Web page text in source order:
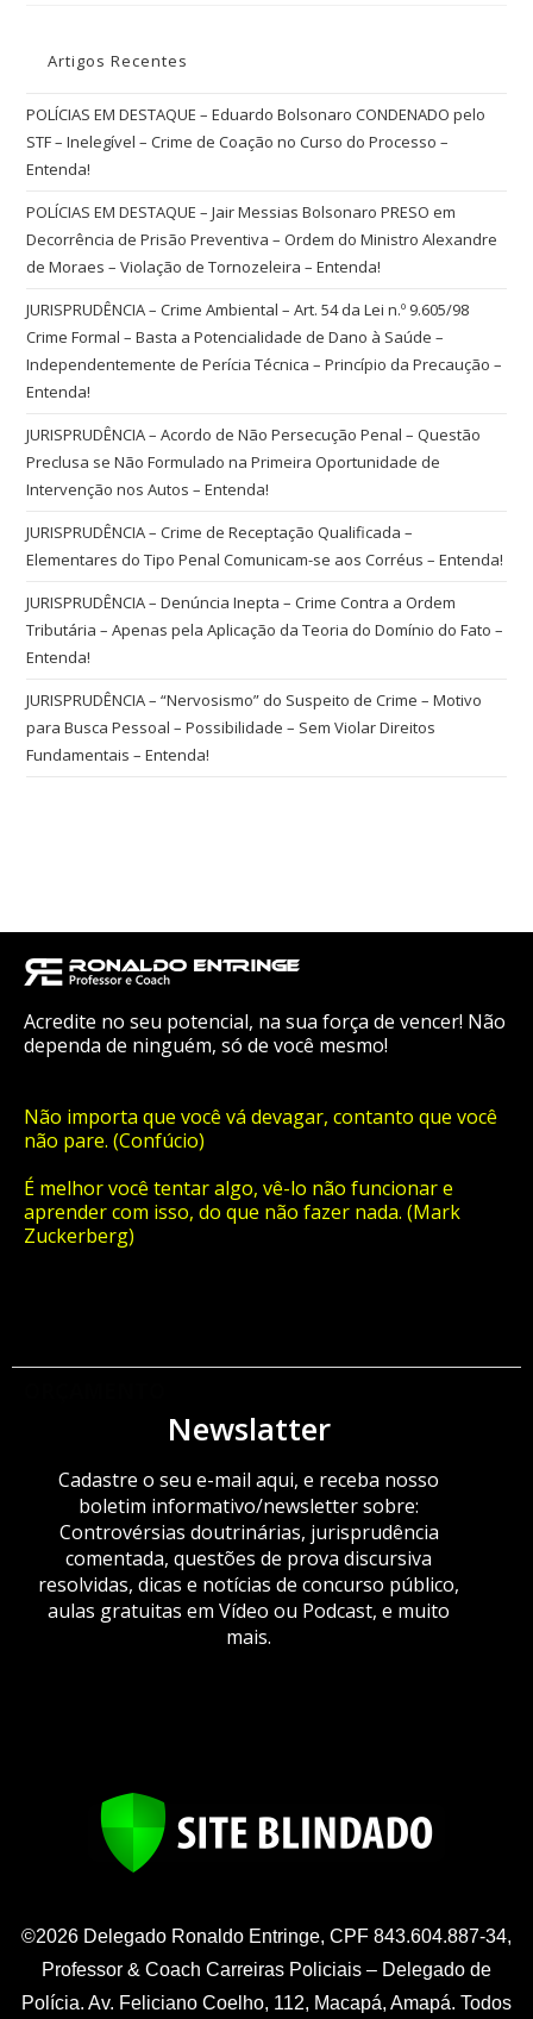
Artigos Recentes
POLÍCIAS EM DESTAQUE – Eduardo Bolsonaro CONDENADO pelo
STF – Inelegível – Crime de Coação no Curso do Processo –
Entenda!
POLÍCIAS EM DESTAQUE – Jair Messias Bolsonaro PRESO em
Decorrência de Prisão Preventiva – Ordem do Ministro Alexandre
de Moraes – Violação de Tornozeleira – Entenda!
JURISPRUDÊNCIA – Crime Ambiental – Art. 54 da Lei n.º 9.605/98
Crime Formal – Basta a Potencialidade de Dano à Saúde –
Independentemente de Perícia Técnica – Princípio da Precaução –
Entenda!
JURISPRUDÊNCIA – Acordo de Não Persecução Penal – Questão
Preclusa se Não Formulado na Primeira Oportunidade de
Intervenção nos Autos – Entenda!
JURISPRUDÊNCIA – Crime de Receptação Qualificada –
Elementares do Tipo Penal Comunicam-se aos Corréus – Entenda!
JURISPRUDÊNCIA – Denúncia Inepta – Crime Contra a Ordem
Tributária – Apenas pela Aplicação da Teoria do Domínio do Fato –
Entenda!
JURISPRUDÊNCIA – “Nervosismo” do Suspeito de Crime – Motivo
para Busca Pessoal – Possibilidade – Sem Violar Direitos
Fundamentais – Entenda!
Acredite no seu potencial, na sua força de vencer! Não
dependa de ninguém, só de você mesmo!
Não importa que você vá devagar, contanto que você
não pare. (Confúcio)
É melhor você tentar algo, vê-lo não funcionar e
aprender com isso, do que não fazer nada. (Mark
Zuckerberg)
Newslatter
Cadastre o seu e-mail aqui, e receba nosso
boletim informativo/newsletter sobre:
Controvérsias doutrinárias, jurisprudência
comentada, questões de prova discursiva
resolvidas, dicas e notícias de concurso público,
aulas gratuitas em Vídeo ou Podcast, e muito
mais.
©2026 Delegado Ronaldo Entringe, CPF 843.604.887-34,
Professor & Coach Carreiras Policiais – Delegado de
Polícia. Av. Feliciano Coelho, 112, Macapá, Amapá. Todos